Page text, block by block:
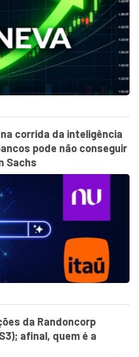
corrida da inteligência
pode não conseguir
Sachs
da Randoncorp
afinal, quem é a